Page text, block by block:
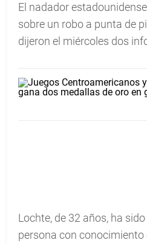
El nadador
sobre un robo a punta de
dijeron el miércoles dos
Lochte, de 32 años, ha
persona con conocimiento